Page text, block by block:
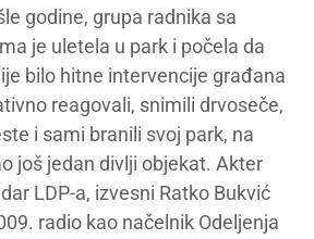
godine, grupa radnika sa
je uletela u park i počela da
bilo hitne intervencije građana
reagovali, snimili drvoseče,
i sami branili svoj park, na
još jedan divlji objekat. Akter
LDP-a, izvesni Ratko Bukvić
radio kao načelnik Odeljenja